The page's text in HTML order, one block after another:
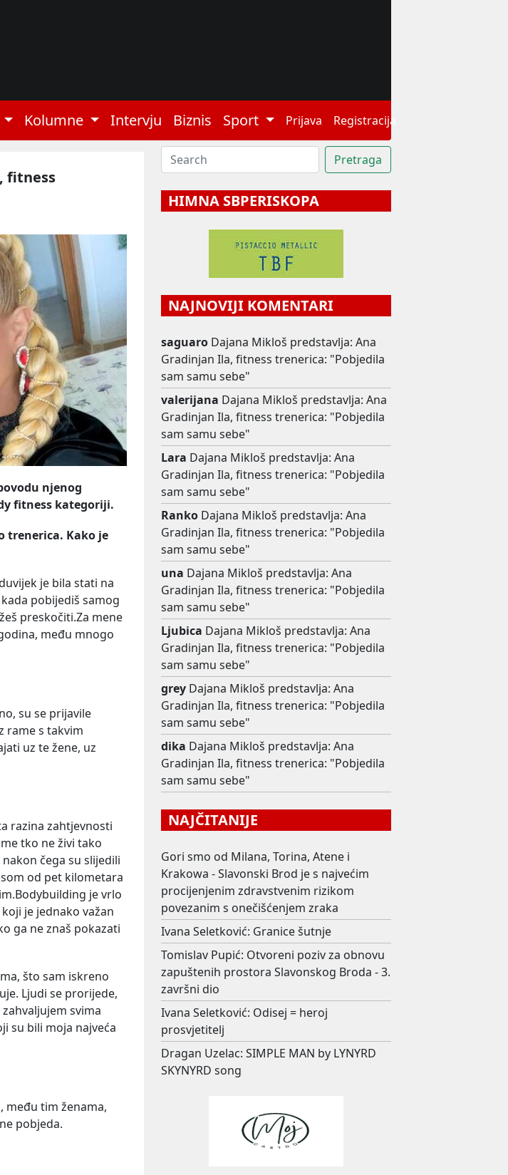
Kolumne Intervju Biznis Sport Prijava Registracija
fitness
njenog
fitness kategoriji.
trenerica. Kako je
je bila stati na
pobijediš samog
preskočiti.Za mene
među mnogo
su se prijavile
rame s takvim
uz te žene, uz
razina zahtjevnosti
tko ne živi tako
čega su slijedili
od pet kilometara
je vrlo
je jednako važan
ga ne znaš pokazati
što sam iskreno
Ljudi se prorijede,
svima
su bili moja najveća
među tim ženama,
pobjeda.
HIMNA SBPERISKOPA
NAJNOVIJI KOMENTARI
saguaro Dajana Mikloš predstavlja: Ana
Gradinjan Ila, fitness trenerica: "Pobjedila
sam samu sebe"
valerijana Dajana Mikloš predstavlja: Ana
Gradinjan Ila, fitness trenerica: "Pobjedila
sam samu sebe"
Lara Dajana Mikloš predstavlja: Ana
Gradinjan Ila, fitness trenerica: "Pobjedila
sam samu sebe"
Ranko Dajana Mikloš predstavlja: Ana
Gradinjan Ila, fitness trenerica: "Pobjedila
sam samu sebe"
una Dajana Mikloš predstavlja: Ana
Gradinjan Ila, fitness trenerica: "Pobjedila
sam samu sebe"
Ljubica Dajana Mikloš predstavlja: Ana
Gradinjan Ila, fitness trenerica: "Pobjedila
sam samu sebe"
grey Dajana Mikloš predstavlja: Ana
Gradinjan Ila, fitness trenerica: "Pobjedila
sam samu sebe"
dika Dajana Mikloš predstavlja: Ana
Gradinjan Ila, fitness trenerica: "Pobjedila
sam samu sebe"
NAJČITANIJE
Gori smo od Milana, Torina, Atene i
Krakowa - Slavonski Brod je s najvećim
procijenjenim zdravstvenim rizikom
povezanim s onečišćenjem zraka
Ivana Seletković: Granice šutnje
Tomislav Pupić: Otvoreni poziv za obnovu
zapuštenih prostora Slavonskog Broda - 3.
završni dio
Ivana Seletković: Odisej = heroj
prosvjetitelj
Dragan Uzelac: SIMPLE MAN by LYNYRD
SKYNYRD song